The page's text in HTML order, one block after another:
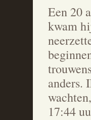
Een 20
kwam
anders.
17:44